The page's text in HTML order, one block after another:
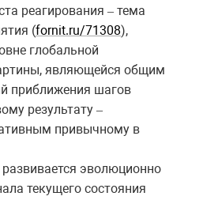
реагирования – тема
(fornit.ru/71308),
глобальной
являющейся общим
приближения шагов
результату –
привычному в
эволюционно
текущего состояния